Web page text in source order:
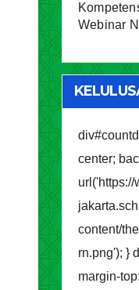
Webinar
center;
url('https://
content/
rn.png'); }
margin-